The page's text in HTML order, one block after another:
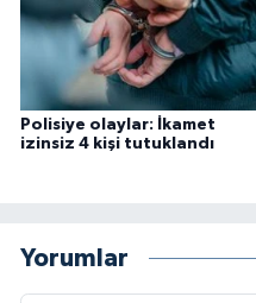
Polisiye olaylar: İkamet
izinsiz 4 kişi tutuklandı
Yorumlar